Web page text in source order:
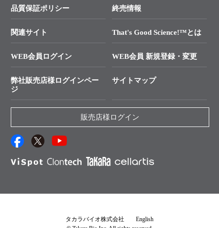
技術セミナーのご案内
タカラバイオ発表文献
SMARTer NGSポータルサイト
プライマー設計
制限酵素切断サイトの検索
ユーザーズボイス集
抗体検索サイト
├ 実験コンシェルジュ
├ 受託サービスお問い合わせ
資料請求 機器関連
資料請求 受託関連
資料請求 核酸抽出・精製カタログ
サンプル請求一覧
プロトコール集
品質保証ポリシー 終売情報
関連サイト That's Good Science!™とは
WEB会員ログイン WEB会員 新規登録・変更
弊社販売店様ログインペー
ジ
サイトマップ
販売店様ログイン
タカラバイオ株式会社
English